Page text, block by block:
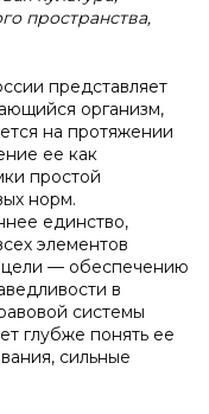
пространства,
представляет
организм,
на протяжении
ее как
простой
норм.
единство,
элементов
цели — обеспечению
в
системы
глубже понять ее
сильные